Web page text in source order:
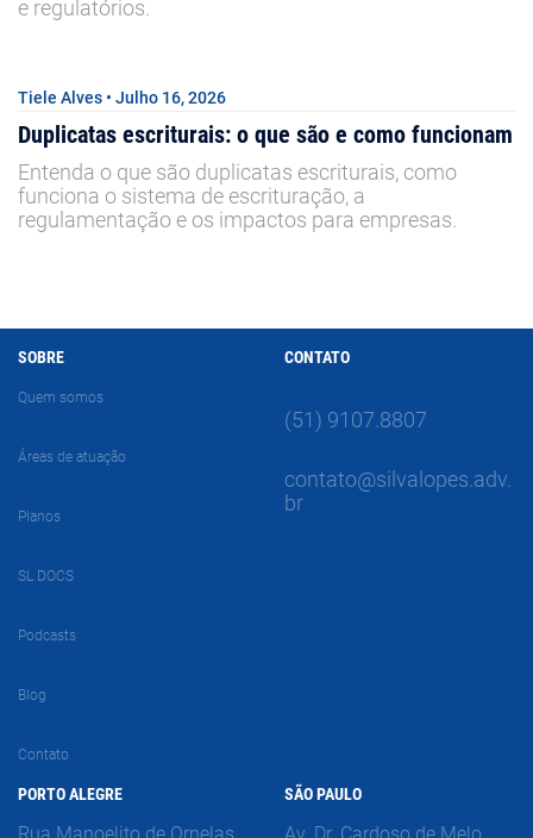
e regulatórios.
Tiele Alves • Julho 16, 2026
Duplicatas escriturais: o que são e como funcionam
Entenda o que são duplicatas escriturais, como
funciona o sistema de escrituração, a
regulamentação e os impactos para empresas.
SOBRE
Quem somos
Áreas de atuação
Planos
SL DOCS
Podcasts
Blog
Contato
CONTATO
(51) 9107.8807
contato@silvalopes.adv.
br
PORTO ALEGRE SÃO PAULO